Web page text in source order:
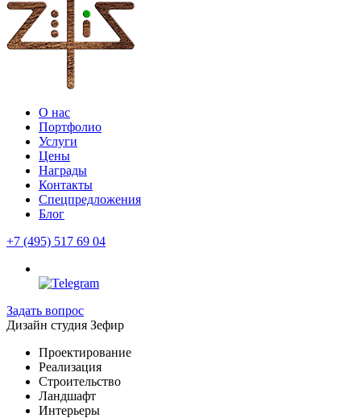
О нас
Портфолио
Услуги
Цены
Награды
Контакты
Спецпредложения
Блог
+7 (495) 517 69 04
Задать вопрос
Дизайн студия Зефир
Проектирование
Реализация
Строительство
Ландшафт
Интерьеры